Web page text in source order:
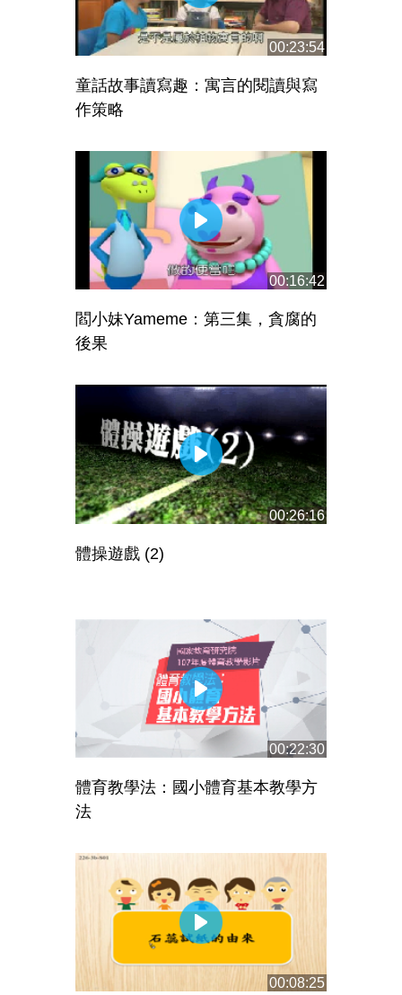
00:23:54
童話故事讀寫趣：寓言的閱讀與寫
作策略
00:16:42
閻小妹Yameme：第三集，貪腐的
後果
00:26:16
體操遊戲 (2)
00:22:30
體育教學法：國小體育基本教學方
法
00:08:25